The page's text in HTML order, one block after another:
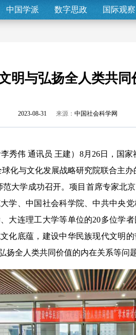
中国学派 数字思政 国际观察
明与弘扬全人类共
2023-08-31 来源： 中国社会科学网
秀伟 通讯员 王建）8月26日，国
化与文化发展战略研究院联合主
大学成功召开。项目首席专家北
学、中国社会科学院、中共中央
大连理工大学等单位的20多位学
化底蕴，建设中华民族现代文明
扬全人类共同价值的内在关系等问